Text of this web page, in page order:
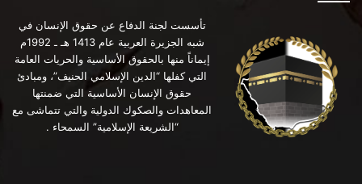
تأسست لجنة الدفاع عن حقوق الإنسان في
شبه الجزيرة العربية عام 1413 هـ ـ 1992م
إيماناً منها بالحقوق الأساسية والحريات العامة
التي كفلها “الدين الإسلامي الحنيف”، ومبادئ
حقوق الإنسان الأساسية التي ضمنتها
المعاهدات والصكوك الدولية والتي تتماشى مع
“الشريعة الإسلامية” السمحاء .